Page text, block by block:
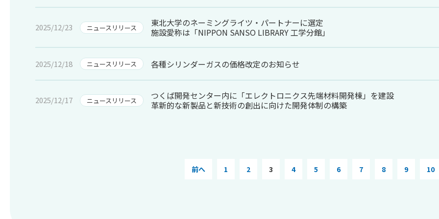
2025/12/23 ニュースリリース
東北大学のネーミングライツ・パートナーに選定
施設愛称は「NIPPON SANSO LIBRARY 工学分館」
2025/12/18 ニュースリリース 各種シリンダーガスの価格改定のお知らせ
2025/12/17 ニュースリリース
つくば開発センター内に「エレクトロニクス先端材料開発棟」を建設
革新的な新製品と新技術の創出に向けた開発体制の構築
前へ 1 2 3 4 5 6 7 8 9 10